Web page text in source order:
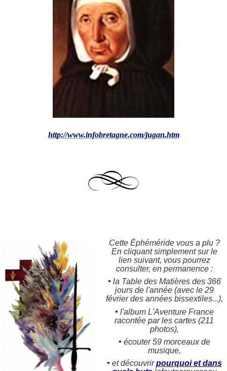
http://www.infobretagne.com/jugan.htm
Cette Éphéméride vous a plu ?
En cliquant simplement sur le
lien suivant, vous pourrez
consulter, en permanence :
• la Table des Matières des 366
jours de l'année (avec le 29
février des années bissextiles...),
• l'album L'Aventure France
racontée par les cartes (211
photos),
• écouter 59 morceaux de
musique,
• et découvrirpourquoi et dans